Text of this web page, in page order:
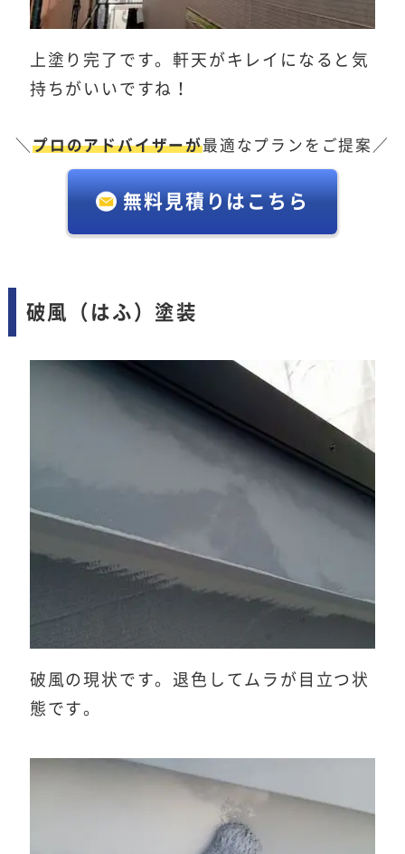
上塗り完了です。軒天がキレイになると気
持ちがいいですね！
＼プロのアドバイザーが最適なプランをご提案／
無料見積りはこちら
破風（はふ）塗装
破風の現状です。退色してムラが目立つ状
態です。